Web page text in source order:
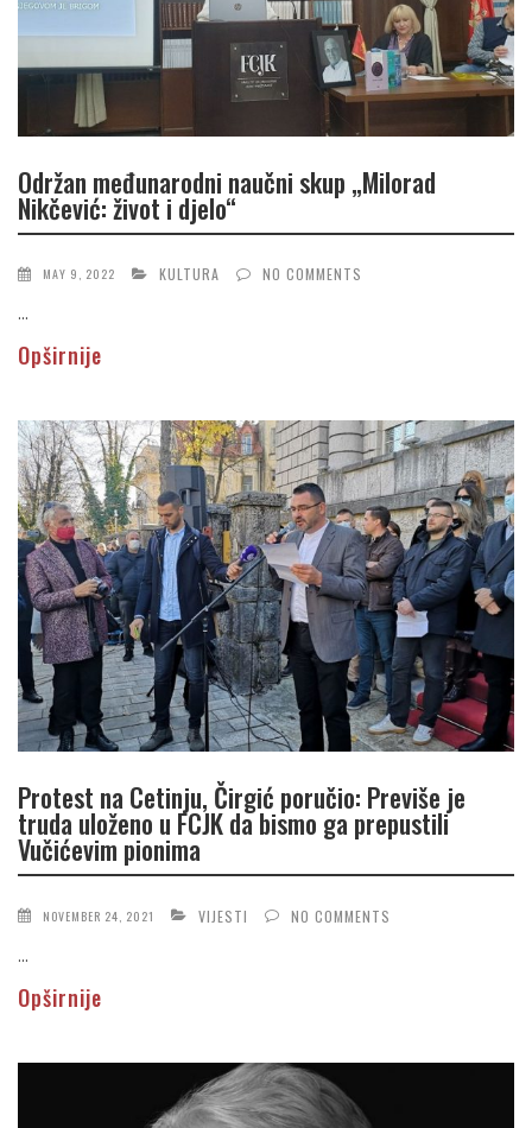
Održan međunarodni naučni skup „Milorad
Nikčević: život i djelo“
MAY 9, 2022 KULTURA NO COMMENTS
...
Opširnije
Protest na Cetinju, Čirgić poručio: Previše je
truda uloženo u FCJK da bismo ga prepustili
Vučićevim pionima
NOVEMBER 24, 2021 VIJESTI NO COMMENTS
...
Opširnije